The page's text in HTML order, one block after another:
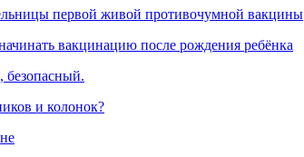
первой живой противочумной вакцины
вакцинацию после рождения ребёнка
безопасный.
и колонок?